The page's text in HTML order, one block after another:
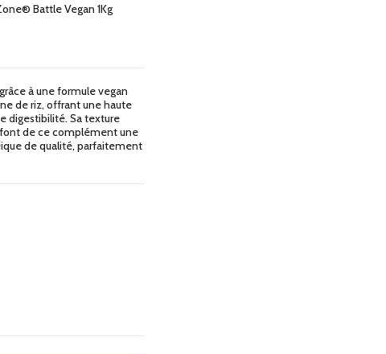
Battle Vegan 1Kg
à une formule vegan
de riz, offrant une haute
digestibilité. Sa texture
de ce complément une
de qualité, parfaitement